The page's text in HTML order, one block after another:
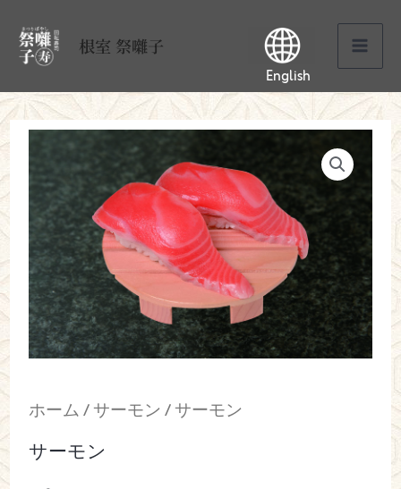
を
ス
キ
ッ
プ
根室 祭囃子
English
ホーム/サーモン/ サーモン
サーモン